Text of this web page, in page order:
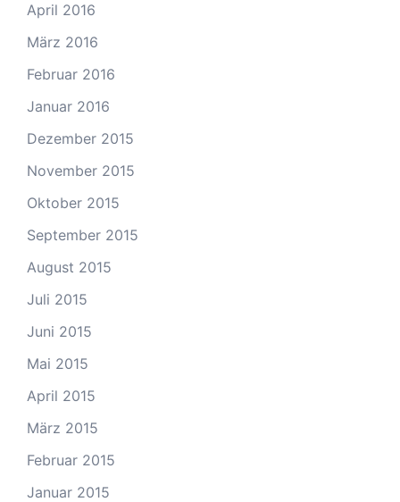
April 2016
März 2016
Februar 2016
Januar 2016
Dezember 2015
November 2015
Oktober 2015
September 2015
August 2015
Juli 2015
Juni 2015
Mai 2015
April 2015
März 2015
Februar 2015
Januar 2015